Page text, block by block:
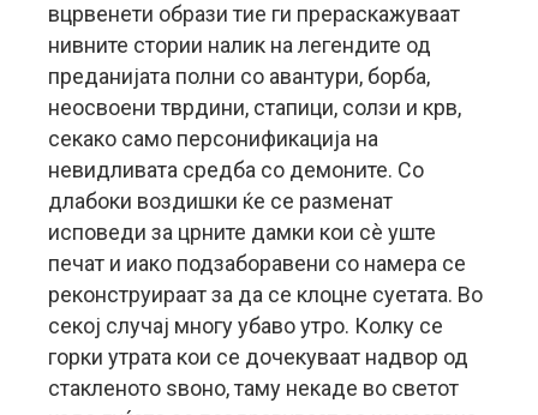
вцрвенети образи тие ги прераскажуваат
нивните стории налик на легендите од
преданијата полни со авантури, борба,
неосвоени тврдини, стапици, солзи и крв,
секако само персонификација на
невидливата средба со демоните. Со
длабоки воздишки ќе се разменат
исповеди за црните дамки кои сè уште
печат и иако подзаборавени со намера се
реконструираат за да се клоцне суетата. Во
секој случај многу убаво утро. Колку се
горки утрата кои се дочекуваат надвор од
стакленото ѕвоно, таму некаде во светот